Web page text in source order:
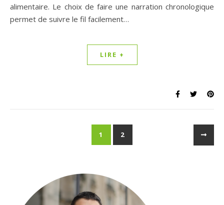
alimentaire. Le choix de faire une narration chronologique
permet de suivre le fil facilement…
LIRE +
1 2